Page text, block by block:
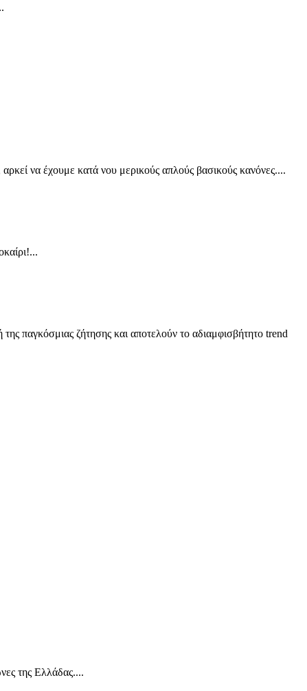
αρκεί να έχουμε κατά νου μερικούς απλούς βασικούς κανόνες....
παγκόσμιας ζήτησης και αποτελούν το αδιαμφισβήτητο trend
της Ελλάδας....